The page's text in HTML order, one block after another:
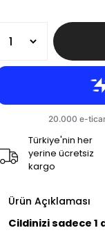
Türkiye'nin her
yerine ücretsiz
kargo
Ürün Açıklaması
Cildinizi sadece 1